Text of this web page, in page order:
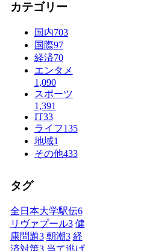
カテゴリー
国内703
国際97
経済70
エンタメ
1,090
スポーツ
1,391
IT33
ライフ135
地域1
その他433
タグ
全日本大学駅伝6
リヴァプール3 健
康問題3 朝潮3 経
済対策3 当て逃げ